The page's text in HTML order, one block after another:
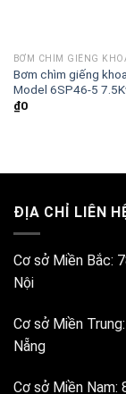
Bơm chìm giếng
Model 6SP46-5
₫0
ĐỊA CHỈ LIÊN
Cơ sở Miền Bắc:
Nội
Cơ sở Miền Trung:
Nẵng
Cơ sở Miền Nam: